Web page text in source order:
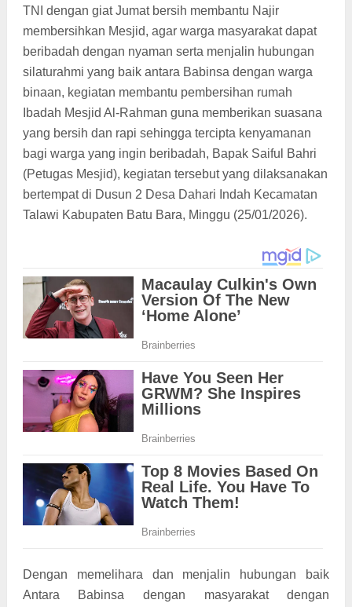
TNI dengan giat Jumat bersih membantu Najir
membersihkan Mesjid, agar warga masyarakat dapat
beribadah dengan nyaman serta menjalin hubungan
silaturahmi yang baik antara Babinsa dengan warga
binaan, kegiatan membantu pembersihan rumah
Ibadah Mesjid Al-Rahman guna memberikan suasana
yang bersih dan rapi sehingga tercipta kenyamanan
bagi warga yang ingin beribadah, Bapak Saiful Bahri
(Petugas Mesjid), kegiatan tersebut yang dilaksanakan
bertempat di Dusun 2 Desa Dahari Indah Kecamatan
Talawi Kabupaten Batu Bara, Minggu (25/01/2026).
Dengan memelihara dan menjalin hubungan baik
Antara Babinsa dengan masyarakat dengan